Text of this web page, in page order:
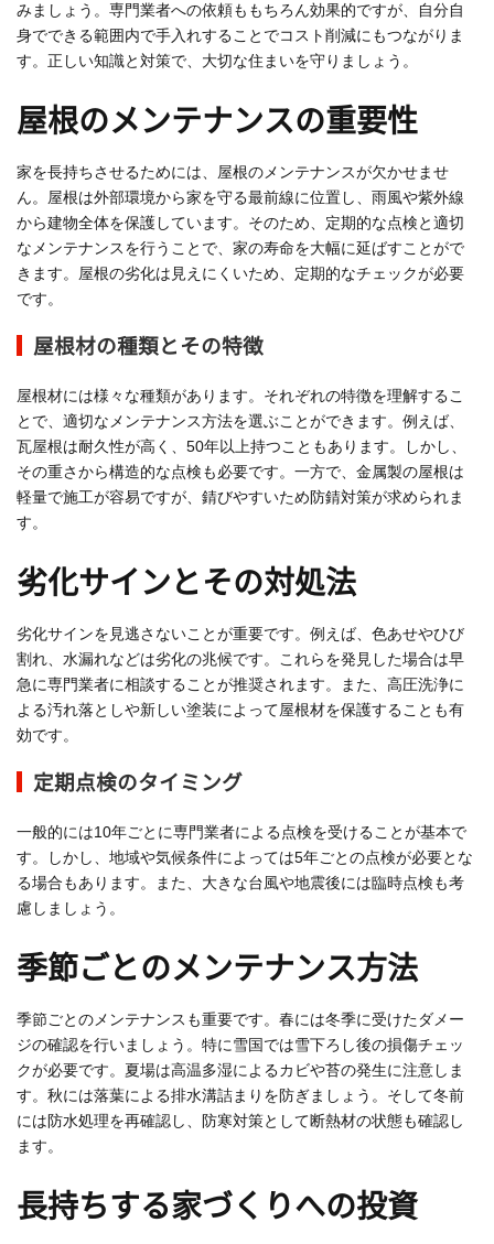
みましょう。専門業者への依頼ももちろん効果的ですが、自分自
身でできる範囲内で手入れすることでコスト削減にもつながりま
す。正しい知識と対策で、大切な住まいを守りましょう。
屋根のメンテナンスの重要性
家を長持ちさせるためには、屋根のメンテナンスが欠かせませ
ん。屋根は外部環境から家を守る最前線に位置し、雨風や紫外線
から建物全体を保護しています。そのため、定期的な点検と適切
なメンテナンスを行うことで、家の寿命を大幅に延ばすことがで
きます。屋根の劣化は見えにくいため、定期的なチェックが必要
です。
屋根材の種類とその特徴
屋根材には様々な種類があります。それぞれの特徴を理解するこ
とで、適切なメンテナンス方法を選ぶことができます。例えば、
瓦屋根は耐久性が高く、50年以上持つこともあります。しかし、
その重さから構造的な点検も必要です。一方で、金属製の屋根は
軽量で施工が容易ですが、錆びやすいため防錆対策が求められま
す。
劣化サインとその対処法
劣化サインを見逃さないことが重要です。例えば、色あせやひび
割れ、水漏れなどは劣化の兆候です。これらを発見した場合は早
急に専門業者に相談することが推奨されます。また、高圧洗浄に
よる汚れ落としや新しい塗装によって屋根材を保護することも有
効です。
定期点検のタイミング
一般的には10年ごとに専門業者による点検を受けることが基本で
す。しかし、地域や気候条件によっては5年ごとの点検が必要とな
る場合もあります。また、大きな台風や地震後には臨時点検も考
慮しましょう。
季節ごとのメンテナンス方法
季節ごとのメンテナンスも重要です。春には冬季に受けたダメー
ジの確認を行いましょう。特に雪国では雪下ろし後の損傷チェッ
クが必要です。夏場は高温多湿によるカビや苔の発生に注意しま
す。秋には落葉による排水溝詰まりを防ぎましょう。そして冬前
には防水処理を再確認し、防寒対策として断熱材の状態も確認し
ます。
長持ちする家づくりへの投資